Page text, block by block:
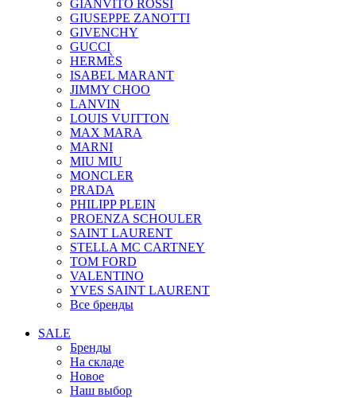
GIANVITO ROSSI
GIUSEPPE ZANOTTI
GIVENCHY
GUCCI
HERMÈS
ISABEL MARANT
JIMMY CHOO
LANVIN
LOUIS VUITTON
MAX MARA
MARNI
MIU MIU
MONCLER
PRADA
PHILIPP PLEIN
PROENZA SCHOULER
SAINT LAURENT
STELLA MC CARTNEY
TOM FORD
VALENTINO
YVES SAINT LAURENT
Все бренды
SALE
Бренды
На складе
Новое
Наш выбор